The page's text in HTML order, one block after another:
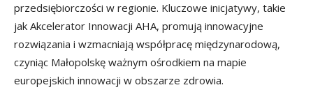
przedsiębiorczości w regionie. Kluczowe inicjatywy, takie
jak Akcelerator Innowacji AHA, promują innowacyjne
rozwiązania i wzmacniają współpracę międzynarodową,
czyniąc Małopolskę ważnym ośrodkiem na mapie
europejskich innowacji w obszarze zdrowia.